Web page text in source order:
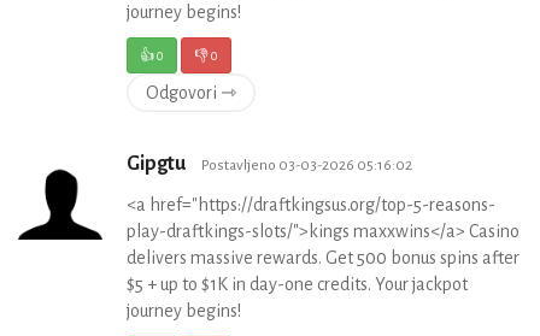
journey begins!
👍0 👎0
Odgovori ⇾
Gipgtu Postavljeno 03-03-2026 05:16:02
<a href="https://draftkingsus.org/top-5-reasons-
play-draftkings-slots/">kings maxxwins</a> Casino
delivers massive rewards. Get 500 bonus spins after
$5 + up to $1K in day-one credits. Your jackpot
journey begins!